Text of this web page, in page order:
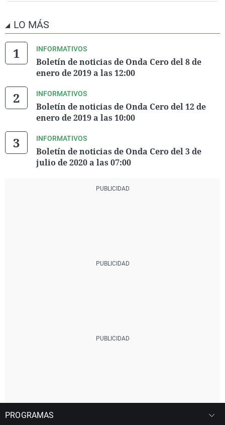
LO MÁS
INFORMATIVOS
Boletín de noticias de Onda Cero del 8 de
enero de 2019 a las 12:00
INFORMATIVOS
Boletín de noticias de Onda Cero del 12 de
enero de 2019 a las 10:00
INFORMATIVOS
Boletín de noticias de Onda Cero del 3 de
julio de 2020 a las 07:00
PROGRAMAS